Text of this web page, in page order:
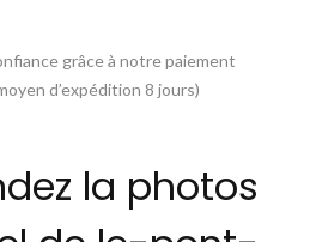
grâce à notre paiement
d’expédition 8 jours)
la photos